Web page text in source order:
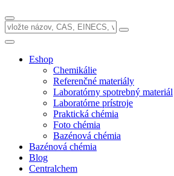
Eshop
Chemikálie
Referenčné materiály
Laboratórny spotrebný materiál
Laboratórne prístroje
Praktická chémia
Foto chémia
Bazénová chémia
Bazénová chémia
Blog
Centralchem